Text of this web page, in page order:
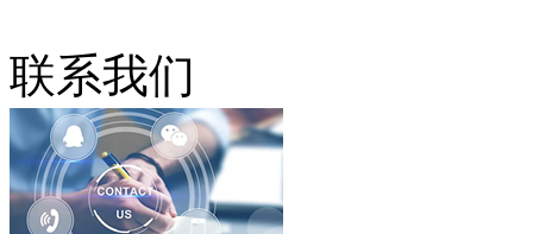
联系我们